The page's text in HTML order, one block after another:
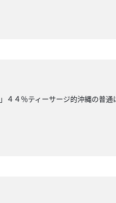
４４％ティーサージ的沖縄の普